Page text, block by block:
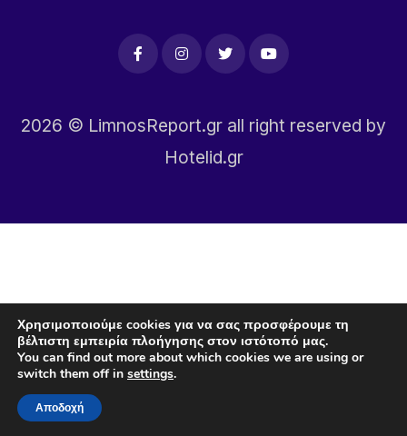
2026 © LimnosReport.gr all right reserved by
Hotelid.gr
Χρησιμοποιούμε cookies για να σας προσφέρουμε τη
βέλτιστη εμπειρία πλοήγησης στον ιστότοπό μας.
You can find out more about which cookies we are using or
switch them off in settings.
Αποδοχή